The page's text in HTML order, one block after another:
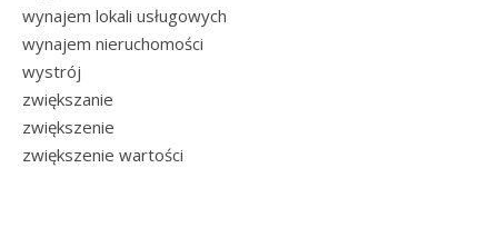
wynajem lokali usługowych
wynajem nieruchomości
wystrój
zwiększanie
zwiększenie
zwiększenie wartości